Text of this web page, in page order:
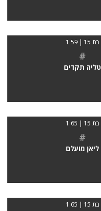
בת 15 | 1.59
#
טליה תקדים
בת 15 | 1.65
#
ליאן מועלם
בת 15 | 1.65